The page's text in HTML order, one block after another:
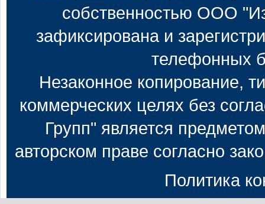
собственностью ООО
зафиксирована и
телефонных
Незаконное копирование,
коммерческих целях без
Групп" является
авторском праве согласно
Политика